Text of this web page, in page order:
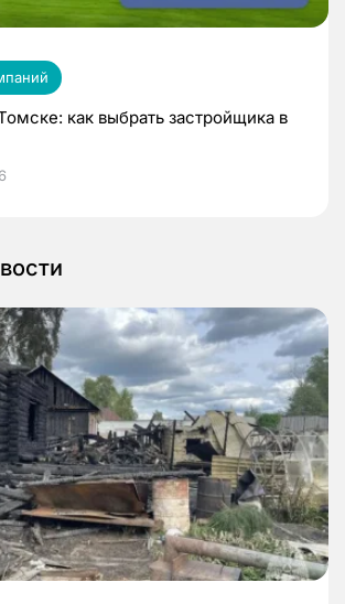
как выбрать застройщика в